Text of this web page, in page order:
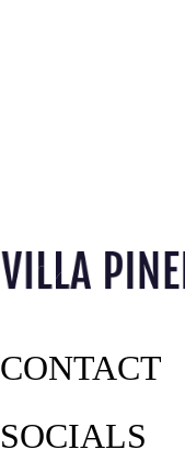
CONTACT
SOCIALS